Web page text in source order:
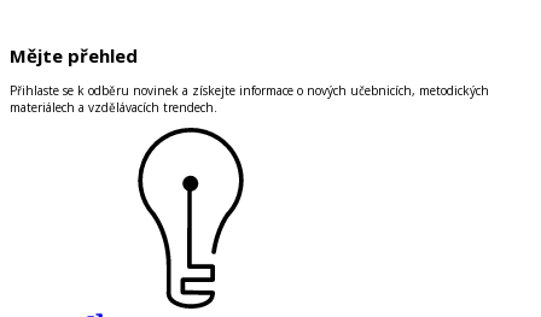
Mějte přehled
Přihlaste se k odběru novinek a získejte informace o nových učebnicích, metodických
materiálech a vzdělávacích trendech.